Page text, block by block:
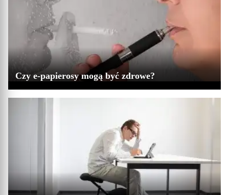
Czy e-papierosy mogą być zdrowe?